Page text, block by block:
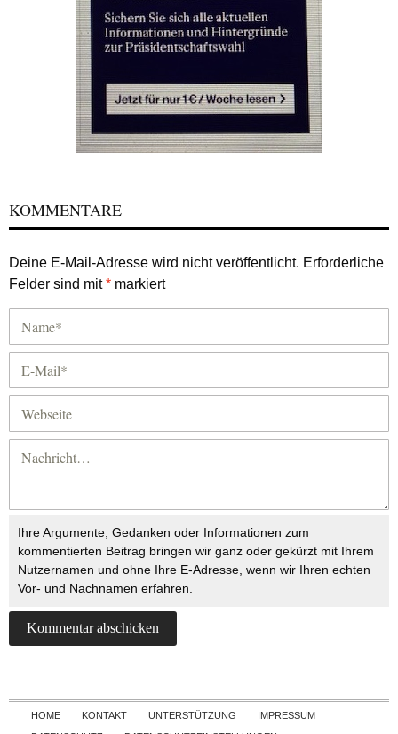
KOMMENTARE
Deine E-Mail-Adresse wird nicht veröffentlicht. Erforderliche
Felder sind mit* markiert
Ihre Argumente, Gedanken oder Informationen zum
kommentierten Beitrag bringen wir ganz oder gekürzt mit Ihrem
Nutzernamen und ohne Ihre E-Adresse, wenn wir Ihren echten
Vor- und Nachnamen erfahren.
Skip to content
HOME KONTAKT UNTERSTÜTZUNG
IMPRESSUM